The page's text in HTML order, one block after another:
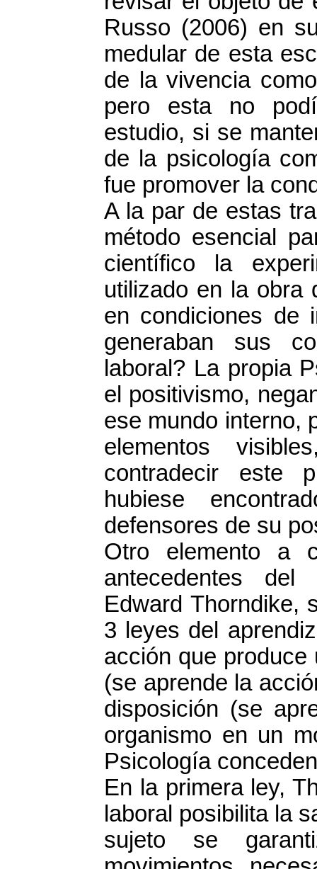
Russo (2006) en
medular de esta
de la vivencia
pero esta no
estudio, si se
de la psicología
fue promover la
A la par de estas
método esencial
científico la
utilizado en la obra
en condiciones de
generaban sus
laboral? La propia
el positivismo,
ese mundo interno,
elementos
contradecir este
hubiese
defensores de su
Otro elemento a
antecedentes del
Edward Thorndike,
3 leyes del
acción que
(se aprende la
disposición (se
organismo en un
Psicología
En la primera ley,
laboral posibilita la
sujeto se